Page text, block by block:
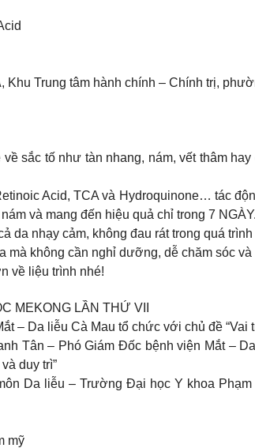
Trung tâm hành chính – Chính trị,
sắc tố như tàn nhang, nám, vết thâm
Acid, TCA và Hydroquinone… tác
và mang đến hiệu quả chỉ trong 7 NGÀY.
nhạy cảm, không đau rát trong quá
mà không cần nghỉ dưỡng, dễ chăm sóc
về liệu trình nhé!
MEKONG LẦN THỨ VII
– Da liễu Cà Mau tổ chức với chủ đề
Tân – Phó Giám Đốc bệnh viện Mắt –
duy trì”
Da liễu – Trường Đại học Y khoa
mỹ